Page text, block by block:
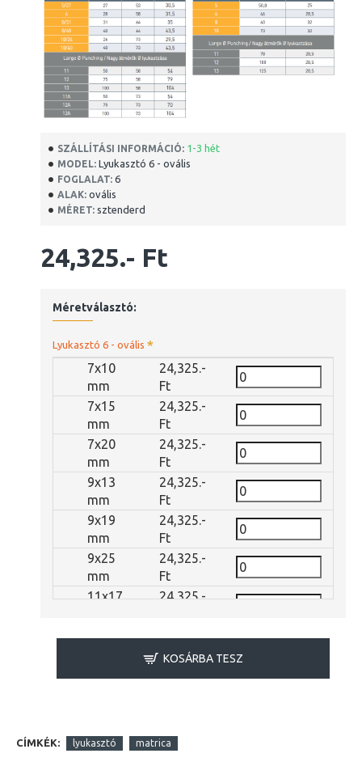
SZÁLLÍTÁSI INFORMÁCIÓ: 1-3 hét
MODEL: Lyukasztó 6 - ovális
FOGLALAT: 6
ALAK: ovális
MÉRET: sztenderd
24,325.- Ft
Méretválasztó:
Lyukasztó 6 - ovális
7x10
mm
24,325.-
Ft
7x15
mm
24,325.-
Ft
7x20
mm
24,325.-
Ft
9x13
mm
24,325.-
Ft
9x19
mm
24,325.-
Ft
9x25
mm
24,325.-
Ft
11x17
24,325.-
Ft
13x27
24,325.-
KOSÁRBA TESZ
CÍMKÉK: lyukasztó matrica